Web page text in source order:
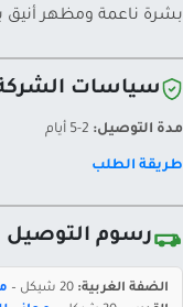
بشرة ناعمة ومظهر أنيق
سياسات
مدة التوصيل:
طريقة الطلب
رسوم التوصيل
الضفة الغربية: